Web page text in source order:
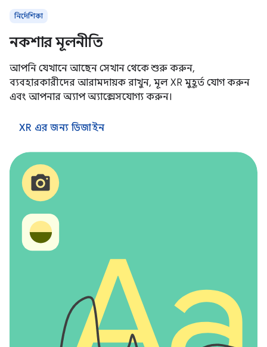
নির্দেশিকা
নকশার মূলনীতি
আপনি যেখানে আছেন সেখান থেকে শুরু করুন,
ব্যবহারকারীদের আরামদায়ক রাখুন, মূল XR মুহূর্ত যোগ করুন
এবং আপনার অ্যাপ অ্যাক্সেসযোগ্য করুন।
XR এর জন্য ডিজাইন